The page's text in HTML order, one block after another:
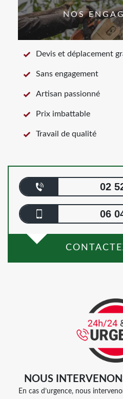
NOS
Devis et déplacement
Sans engagement
Artisan passionné
Prix imbattable
Travail de qualité
02
06
NOUS
En cas d’urgence, nous